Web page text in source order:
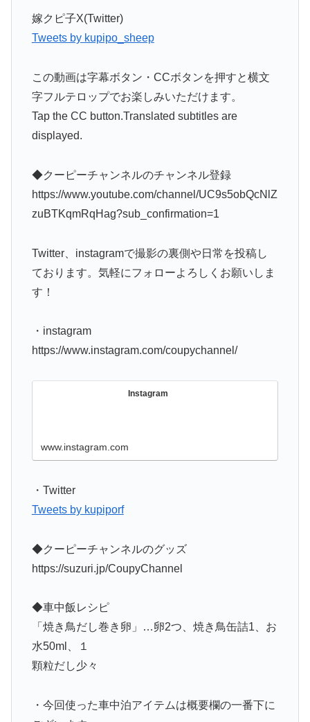
嫁クピ子X(Twitter)
Tweets by kupipo_sheep
この動画は字幕ボタン・CCボタンを押すと横文
字フルテロップでお楽しみいただけます。
Tap the CC button.Translated subtitles are
displayed.
◆クーピーチャンネルのチャンネル登録
https://www.youtube.com/channel/UC9s5obQcNlZ
zuBTKqmRqHag?sub_confirmation=1
Twitter、instagramで撮影の裏側や日常を投稿し
ております。気軽にフォローよろしくお願いしま
す！
・instagram
https://www.instagram.com/coupychannel/
Instagram
www.instagram.com
・Twitter
Tweets by kupiporf
◆クーピーチャンネルのグッズ
https://suzuri.jp/CoupyChannel
◆車中飯レシピ
「焼き鳥だし巻き卵」…卵2つ、焼き鳥缶詰1、お
水50ml、１
顆粒だし少々
・今回使った車中泊アイテムは概要欄の一番下に